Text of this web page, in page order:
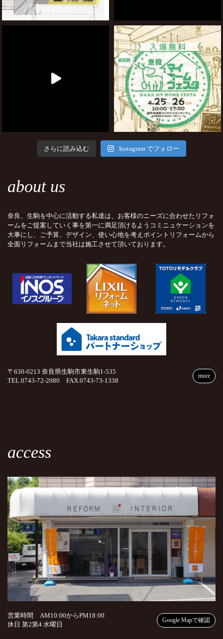
さらに読み込む Instagram でフォロー
about us
奈良、生駒を中心に活動する私達は、お客様のニーズに合わせたリフォ
ームをご提案していく事を第一に満足頂けるようコミニュケーションを
大事にし、ご予算、デザイン、使い心地を考えポイントリフォームから
全面リフォームまで当社は施工させて頂いております。
〒630-0213 奈良県生駒市東生駒1-535
TEL.0743-72-2080 FAX.0743-73-1338
more
access
営業時間 AM10:00からPM18:00
休日 第2第4 水曜日
Google Mapで確認